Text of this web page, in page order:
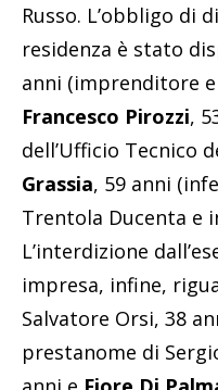
Russo. L’obbligo di
residenza è stato
anni (imprenditore
Francesco Pirozzi,
dell’Ufficio Tecnico
Grassia, 59 anni
Trentola Ducenta e
L’interdizione
impresa, infine,
Salvatore Orsi, 38
prestanome di